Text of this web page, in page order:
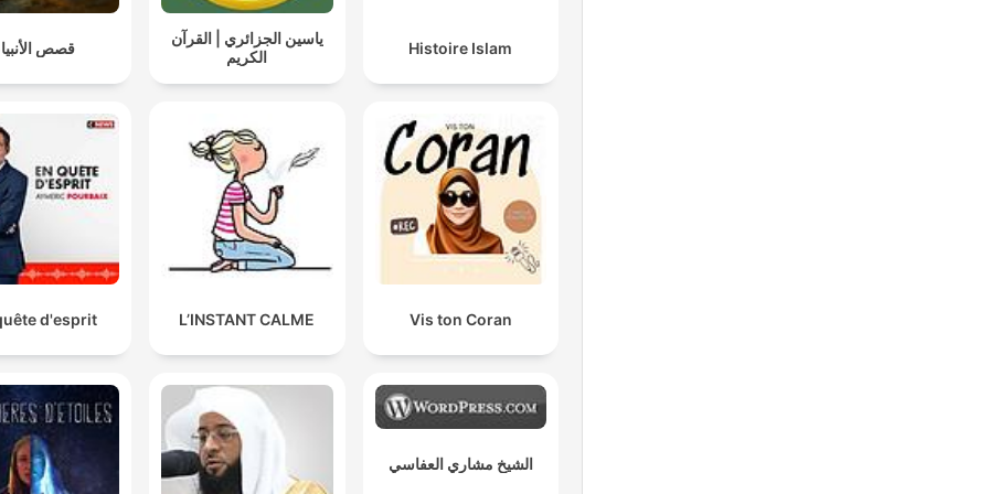
قصص
ياسين الجزائري | القرآن
الكريم
Histoire Islam
d'esprit L’INSTANT CALME Vis ton Coran
الشيخ مشاري العفاسي